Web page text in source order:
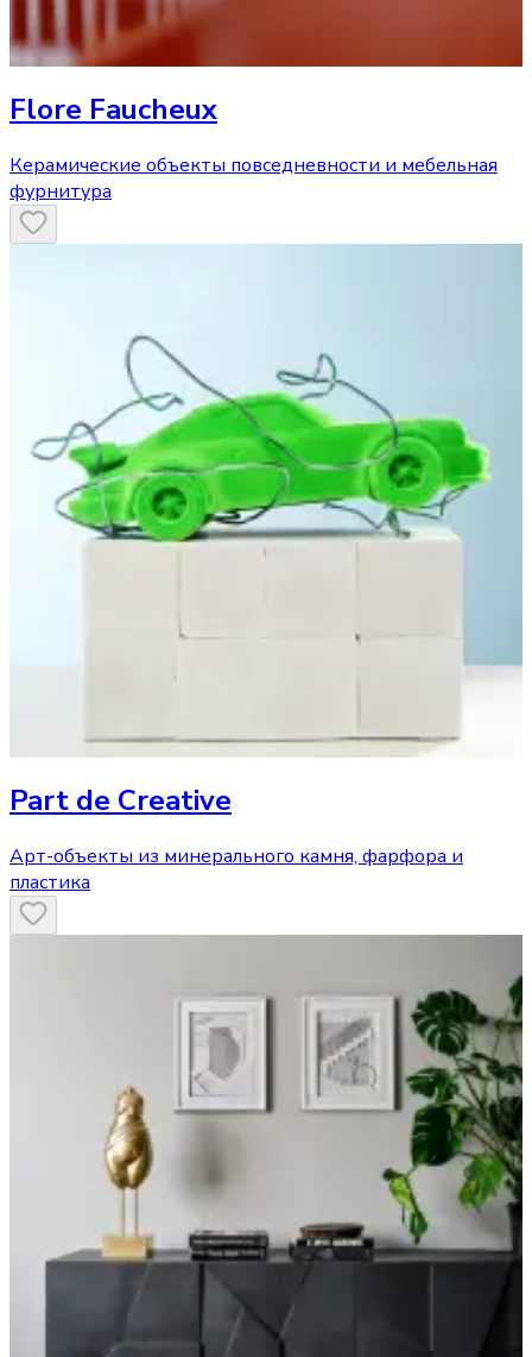
Flore Faucheux
Керамические объекты повседневности и мебельная
фурнитура
Part de Creative
Арт-объекты из минерального камня, фарфора и
пластика